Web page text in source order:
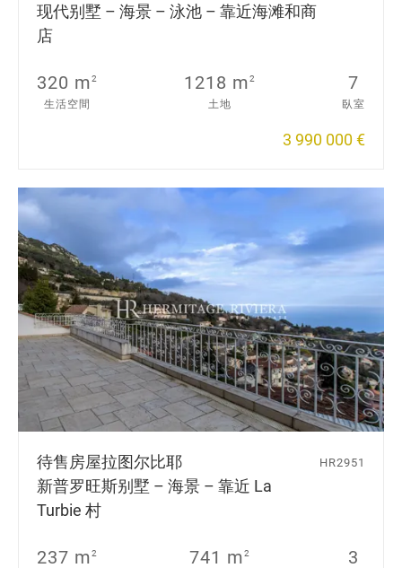
现代别墅 – 海景 – 泳池 – 靠近海滩和商
店
320 m2
生活空間
1218 m2
土地
7
臥室
3 990 000 €
待售房屋拉图尔比耶
新普罗旺斯别墅 – 海景 – 靠近 La
Turbie 村
HR2951
237 m2 741 m2 3